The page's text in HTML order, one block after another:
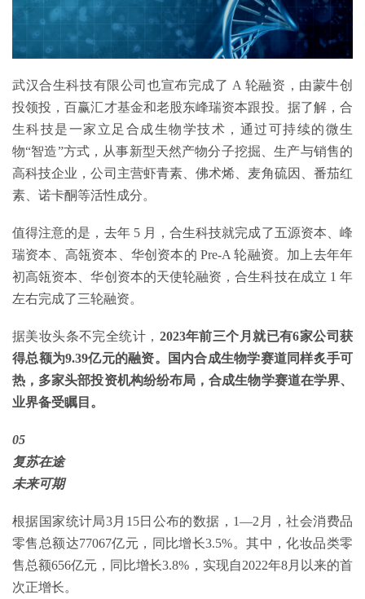
武汉合生科技有限公司也宣布完成了 A 轮融资，由蒙牛创
投领投，百赢汇才基金和老股东峰瑞资本跟投。据了解，合
生科技是一家立足合成生物学技术，通过可持续的微生
物“智造”方式，从事新型天然产物分子挖掘、生产与销售的
高科技企业，公司主营虾青素、佛术烯、麦角硫因、番茄红
素、诺卡酮等活性成分。
值得注意的是，去年 5 月，合生科技就完成了五源资本、峰
瑞资本、高瓴资本、华创资本的 Pre-A 轮融资。加上去年年
初高瓴资本、华创资本的天使轮融资，合生科技在成立 1 年
左右完成了三轮融资。
据美妆头条不完全统计， 2023年前三个月就已有6家公司获
得总额为9.39亿元的融资。国内合成生物学赛道同样炙手可
热，多家头部投资机构纷纷布局，合成生物学赛道在学界、
业界备受瞩目。
05
复苏在途
未来可期
根据国家统计局3月15日公布的数据，1—2月，社会消费品
零售总额达77067亿元，同比增长3.5%。其中，化妆品类零
售总额656亿元，同比增长3.8%，实现自2022年8月以来的首
次正增长。